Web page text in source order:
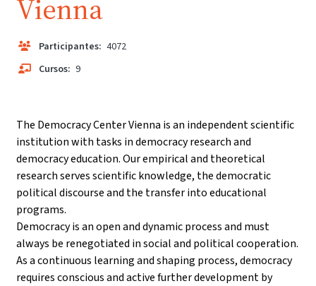
Vienna
Participantes: 4072
Cursos: 9
The Democracy Center Vienna is an independent scientific
institution with tasks in democracy research and
democracy education. Our empirical and theoretical
research serves scientific knowledge, the democratic
political discourse and the transfer into educational
programs.
Democracy is an open and dynamic process and must
always be renegotiated in social and political cooperation.
As a continuous learning and shaping process, democracy
requires conscious and active further development by